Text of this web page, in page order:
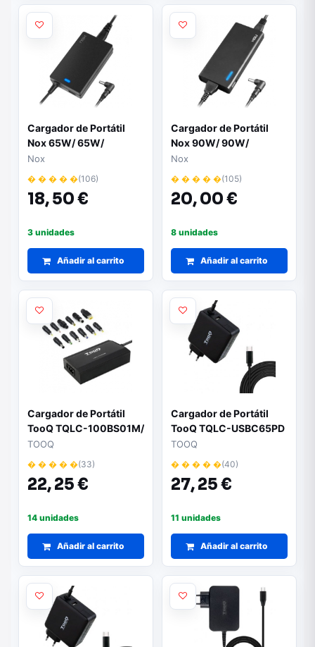
Cargador de Portátil
Nox 65W/ 65W/
Automático/ 10
Conectores/ Voltaje 15-
20V
Nox
� � � � �(106)
18,50 €
3 unidades
Añadir al carrito
Cargador de Portátil
Nox 90W/ 90W/
Automático/ 10
Conectores/ Voltaje 15-
20V
Nox
� � � � �(105)
20,00 €
8 unidades
Añadir al carrito
Cargador de Portátil
TooQ TQLC-100BS01M/
100W/ Manual/ 12
Conectores/ Voltaje 12-
24V/ 1 USB
TOOQ
� � � � �(33)
22,25 €
14 unidades
Añadir al carrito
Cargador de Portátil
TooQ TQLC-USBC65PD
USB Tipo-C/ 65W/
Automático/ Voltaje 5-
20V/ 1x USB
TOOQ
� � � � �(40)
27,25 €
11 unidades
Añadir al carrito